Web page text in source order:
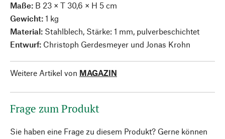
Maße: B 23 × T 30,6 × H 5 cm
Gewicht: 1 kg
Material: Stahlblech, Stärke: 1 mm, pulverbeschichtet
Entwurf: Christoph Gerdesmeyer und Jonas Krohn
Weitere Artikel von MAGAZIN
Frage zum Produkt
Sie haben eine Frage zu diesem Produkt? Gerne können